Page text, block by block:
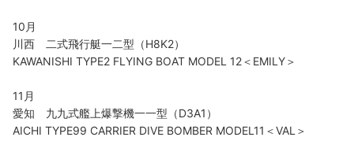
10月
川西 二式飛行艇一二型（H8K2）
KAWANISHI TYPE2 FLYING BOAT MODEL 12＜EMILY＞
11月
愛知 九九式艦上爆撃機一一型（D3A1）
AICHI TYPE99 CARRIER DIVE BOMBER MODEL11＜VAL＞